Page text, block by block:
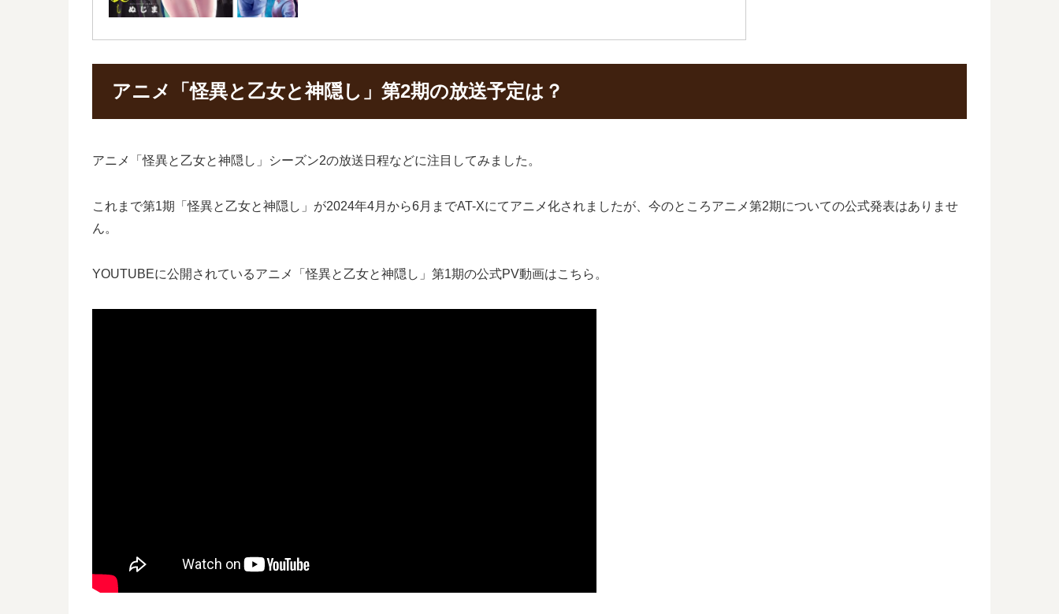
アニメ「怪異と乙女と神隠し」第2期の放送予定は？
アニメ「怪異と乙女と神隠し」シーズン2の放送日程などに注目してみました。
これまで第1期「怪異と乙女と神隠し」が2024年4月から6月までAT-Xにてアニメ化されましたが、今のところアニメ第2期についての公式発表はありませ
ん。
YOUTUBEに公開されているアニメ「怪異と乙女と神隠し」第1期の公式PV動画はこちら。